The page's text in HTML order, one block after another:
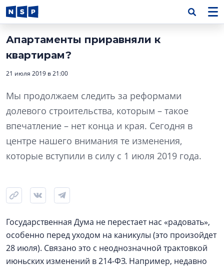
Апартаменты приравняли к
квартирам?
21 июля 2019 в 21:00
Мы продолжаем следить за реформами
долевого строительства, которым – такое
впечатление – нет конца и края. Сегодня в
центре нашего внимания те изменения,
которые вступили в силу с 1 июля 2019 года.
Государственная Дума не перестает нас «радовать»,
особенно перед уходом на каникулы (это произойдет
28 июля). Связано это с неоднозначной трактовкой
июньских изменений в 214-ФЗ. Например, недавно